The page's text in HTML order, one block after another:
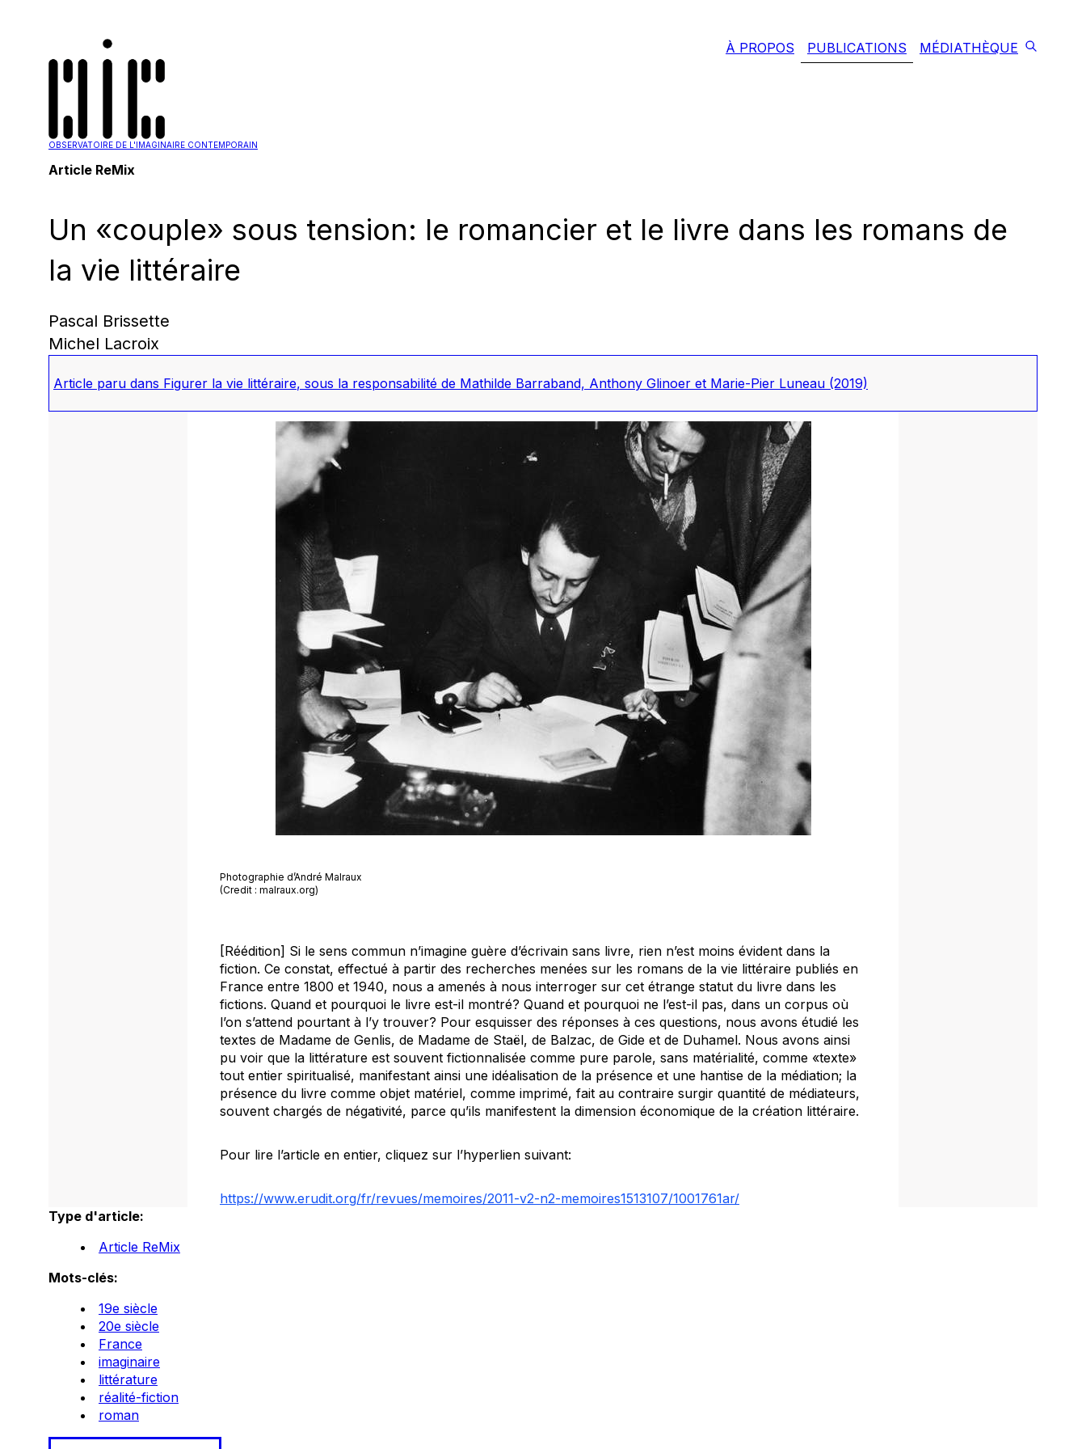
OBSERVATOIRE DE L'IMAGINAIRE CONTEMPORAIN
À PROPOS PUBLICATIONS MÉDIATHÈQUE
Article ReMix
Un «couple» sous tension: le romancier et le livre dans les romans de
la vie littéraire
Pascal Brissette
Michel Lacroix
Article paru dans Figurer la vie littéraire, sous la responsabilité de Mathilde Barraband, Anthony Glinoer et Marie-Pier Luneau (2019)
Photographie d’André Malraux
(Credit : malraux.org)
[Réédition] Si le sens commun n’imagine guère d’écrivain sans livre, rien n’est moins évident dans la
fiction. Ce constat, effectué à partir des recherches menées sur les romans de la vie littéraire publiés en
France entre 1800 et 1940, nous a amenés à nous interroger sur cet étrange statut du livre dans les
fictions. Quand et pourquoi le livre est-il montré? Quand et pourquoi ne l’est-il pas, dans un corpus où
l’on s’attend pourtant à l’y trouver? Pour esquisser des réponses à ces questions, nous avons étudié les
textes de Madame de Genlis, de Madame de Staël, de Balzac, de Gide et de Duhamel. Nous avons ainsi
pu voir que la littérature est souvent fictionnalisée comme pure parole, sans matérialité, comme «texte»
tout entier spiritualisé, manifestant ainsi une idéalisation de la présence et une hantise de la médiation; la
présence du livre comme objet matériel, comme imprimé, fait au contraire surgir quantité de médiateurs,
souvent chargés de négativité, parce qu’ils manifestent la dimension économique de la création littéraire.
Pour lire l’article en entier, cliquez sur l’hyperlien suivant:
https://www.erudit.org/fr/revues/memoires/2011-v2-n2-memoires1513107/1001761ar/
Type d'article:
Article ReMix
Mots-clés:
19e siècle
20e siècle
France
imaginaire
littérature
réalité-fiction
roman